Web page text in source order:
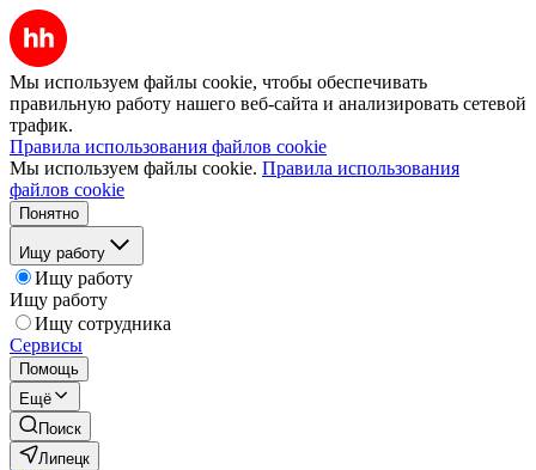
Мы используем файлы cookie, чтобы обеспечивать
правильную работу нашего веб-сайта и анализировать сетевой
трафик.
Правила использования файлов cookie
Мы используем файлы cookie. Правила использования
файлов cookie
Понятно
Ищу работу
Ищу работу
Ищу работу
Ищу сотрудника
Сервисы
Помощь
Ещё
Поиск
Липецк